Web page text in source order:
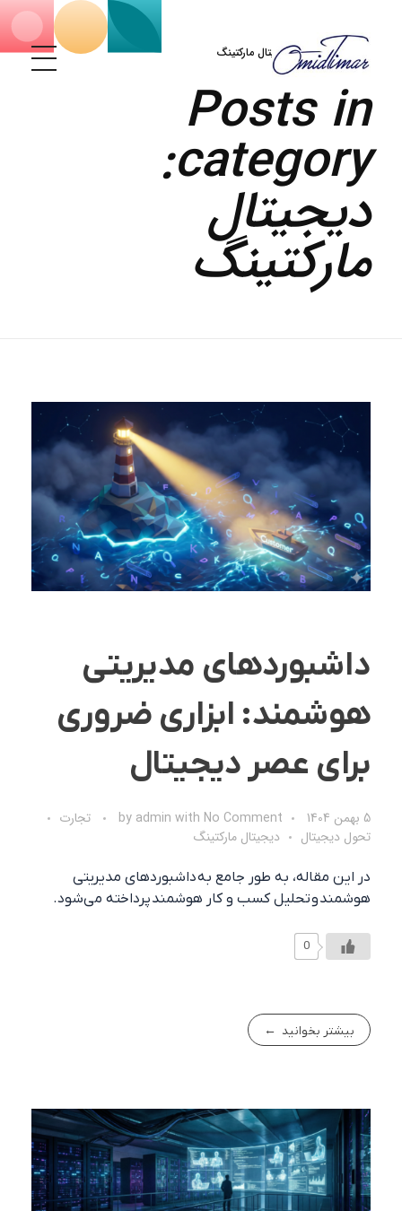
معماری برند در عصر تحول دیجیتال
Home
» دیجیتال مارکتینگ
Posts in
category:
دیجیتال
مارکتینگ
داشبوردهای مدیریتی
هوشمند: ابزاری ضروری
برای عصر دیجیتال
5 بهمن 1404 by admin with No Comment
تجارت
تحول دیجیتال
دیجیتال مارکتینگ
در این مقاله، به طور جامع به داشبوردهای مدیریتی
هوشمند و تحلیل کسب و کار هوشمند پرداخته می‌شود.
0
بیشتر بخوانید